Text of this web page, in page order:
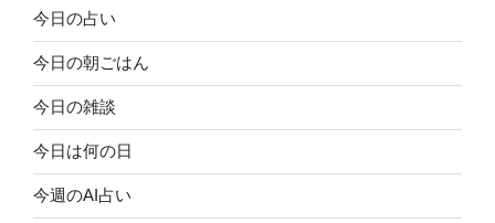
今日の占い
今日の朝ごはん
今日の雑談
今日は何の日
今週のAI占い